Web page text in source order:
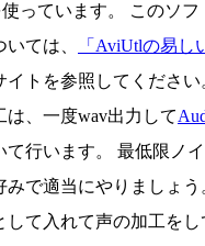
っています。 このソ
ては、
「AviUtlの易し
イトを参照してください
、一度wav出力して
て行います。 最低限ノ
みで適当にやりましょう
して入れて声の加工をし